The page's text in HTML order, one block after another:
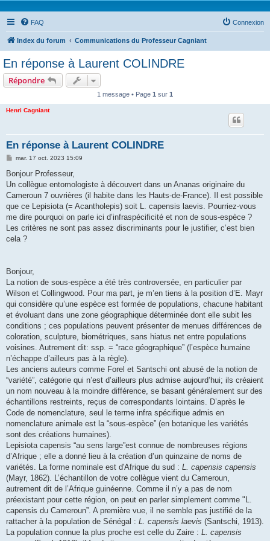
FAQ Connexion
Index du forum Communications du Professeur Cagniant
En réponse à Laurent COLINDRE
Répondre
1 message • Page 1 sur 1
Henri Cagniant
En réponse à Laurent COLINDRE
M
s
a
g
mar. 17 oct. 2023 15:09
Bonjour Professeur,
Un collègue entomologiste à découvert dans un Ananas originaire du
Cameroun 7 ouvrières (il habite dans les Hauts-de-France). Il est possible
que ce Lepisiota (= Acantholepis) soit L. capensis laevis. Pourriez-vous
me dire pourquoi on parle ici d’infraspécificité et non de sous-espèce ?
Les critères ne sont pas assez discriminants pour le justifier, c’est bien
cela ?
Bonjour,
La notion de sous-espèce a été très controversée, en particulier par
Wilson et Collingwood. Pour ma part, je m’en tiens à la position d’E. Mayr
qui considère qu’une espèce est formée de populations, chacune habitant
et évoluant dans une zone géographique déterminée dont elle subit les
conditions ; ces populations peuvent présenter de menues différences de
coloration, sculpture, biométriques, sans hiatus net entre populations
voisines. Autrement dit: ssp. = “race géographique” (l’espèce humaine
n’échappe d’ailleurs pas à la règle).
Les anciens auteurs comme Forel et Santschi ont abusé de la notion de
“variété”, catégorie qui n’est d’ailleurs plus admise aujourd’hui; ils créaient
un nom nouveau à la moindre différence, se basant généralement sur des
échantillons restreints, reçus de correspondants lointains. D’après le
Code de nomenclature, seul le terme infra spécifique admis en
nomenclature animale est la “sous-espèce” (en botanique les variétés
sont des créations humaines).
Lepisiota capensis “au sens large”est connue de nombreuses régions
d’Afrique ; elle a donné lieu à la création d’un quinzaine de noms de
variétés. La forme nominale est d'Afrique du sud : L. capensis capensis
(Mayr, 1862). L’échantillon de votre collègue vient du Cameroun,
autrement dit de l’Afrique guinéenne. Comme il n’y a pas de nom
préexistant pour cette région, on peut en parler simplement comme "L.
capensis du Cameroun”. A première vue, il ne semble pas justifié de la
rattacher à la population de Sénégal : L. capensis laevis (Santschi, 1913).
La population connue la plus proche est celle du Zaire : L. capensis